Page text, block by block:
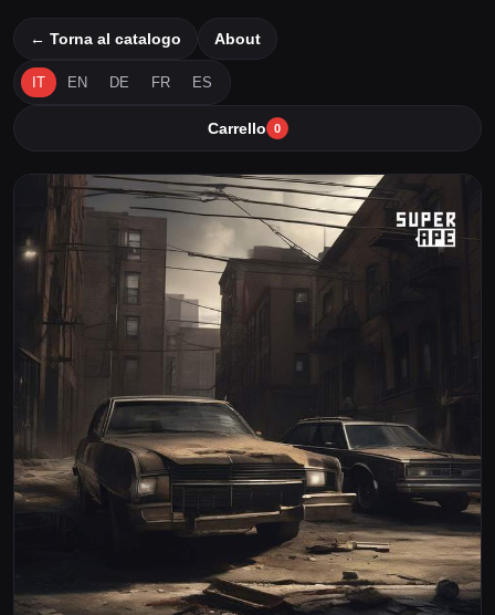
← Torna al catalogo About
IT EN DE FR ES
Carrello 0